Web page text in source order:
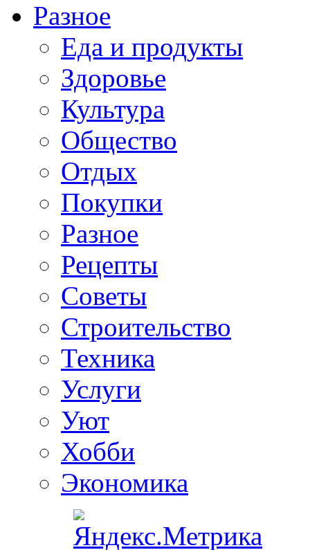
Разное
Еда и продукты
Здоровье
Культура
Общество
Отдых
Покупки
Разное
Рецепты
Советы
Строительство
Техника
Услуги
Уют
Хобби
Экономика